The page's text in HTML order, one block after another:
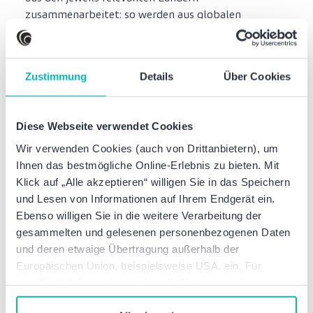
Zustimmung Details Über Cookies
Diese Webseite verwendet Cookies
Wir verwenden Cookies (auch von Drittanbietern), um
Ihnen das bestmögliche Online-Erlebnis zu bieten. Mit
Klick auf „Alle akzeptieren“ willigen Sie in das Speichern
und Lesen von Informationen auf Ihrem Endgerät ein.
Ebenso willigen Sie in die weitere Verarbeitung der
gesammelten und gelesenen personenbezogenen Daten
und deren etwaige Übertragung außerhalb der
Europäischen Union, beispielsweise USA, ein. Für
Verwaltung von Cookies klicken Sie auf „Details“. Mit
zusammenarbeitet: so werden aus globalen
Herausforderungen optimale Lösungen. Für einige
Regionen und Länder haben wir dazu eigene Desks
Deutschland und der ganzen Welt.
Baltic Desk
China Desk
US Tax Desk
Nordic Desk